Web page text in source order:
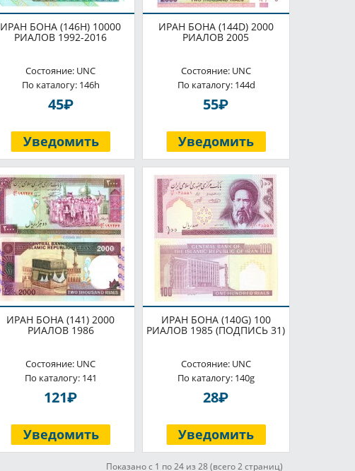
ИРАН БОНА (146H) 10000
РИАЛОВ 1992-2016
Состояние: UNC
По каталогу: 146h
45P
Уведомить
ИРАН БОНА (144D) 2000
РИАЛОВ 2005
Состояние: UNC
По каталогу: 144d
55P
Уведомить
ИРАН БОНА (141) 2000
РИАЛОВ 1986
Состояние: UNC
По каталогу: 141
121P
Уведомить
ИРАН БОНА (140G) 100
РИАЛОВ 1985 (ПОДПИСЬ 31)
Состояние: UNC
По каталогу: 140g
28P
Уведомить
Показано с 1 по 24 из 28 (всего 2 страниц)